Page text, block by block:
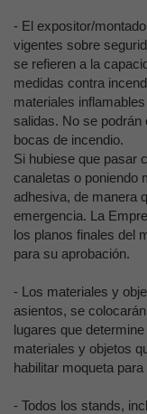
- El expositor/
vigentes sobre
se refieren a la
medidas contra
materiales
salidas. No se podrán
bocas de incendio.
Si hubiese que pasar
canaletas o poniendo
adhesiva, de manera
emergencia. La
los planos finales del
para su aprobación.
- Los materiales y
asientos, se
lugares que
materiales y objetos
habilitar moqueta
- Todos los stands,